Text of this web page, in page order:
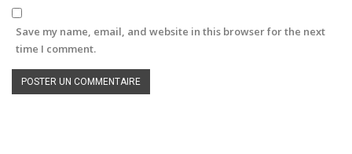
Save my name, email, and website in this browser for the next
time I comment.